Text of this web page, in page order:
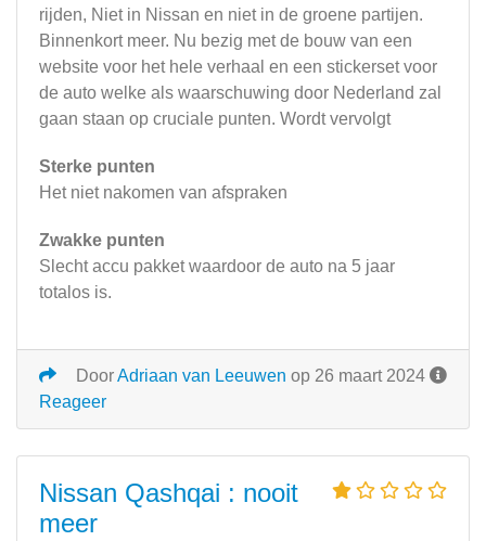
rijden, Niet in Nissan en niet in de groene partijen.
Binnenkort meer. Nu bezig met de bouw van een
website voor het hele verhaal en een stickerset voor
de auto welke als waarschuwing door Nederland zal
gaan staan op cruciale punten. Wordt vervolgt
Sterke punten
Het niet nakomen van afspraken
Zwakke punten
Slecht accu pakket waardoor de auto na 5 jaar
totalos is.
DoorAdriaan van Leeuwen op 26 maart 2024
Reageer
Nissan Qashqai : nooit
meer